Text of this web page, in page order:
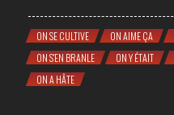
ON SE CULTIVE ON AIME ÇA
ON S'EN BRANLE
ON Y ÉTAIT
ON A HÂTE